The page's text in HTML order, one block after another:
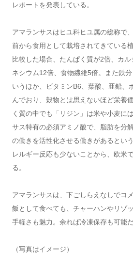
レポートを発表している。
アマランサスはヒユ科ヒユ属の総称で
前から食用として栽培されてきている
比較した場合、たんぱく質が2倍、カ
ネシウム12倍、食物繊維5倍。また鉄
いうほか、ビタミンB6、葉酸、亜鉛、
んでおり、穀物とは思えないほど栄養
く質の中でも「リジン」は米や小麦に
サス特有の必須アミノ酸で、脂肪を分
の働きを活性化させる働きがあるとい
レルギー反応も少ないことから、欧米
る。
アマランサスは、下ごしらえなしでコ
飯として食べても、チャーハンやリゾ
手軽さも魅力。余れば冷凍保存も可能だ
（写真はイメージ）